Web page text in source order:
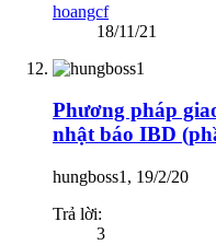
hoangcf
18/11/21
Phương pháp
nhật báo IBD
hungboss1 , 19/2/20
Trả lời:
3